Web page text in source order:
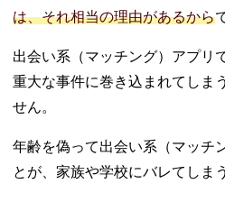
は、それ相当の理由があるから
出会い系（マッチング）アプリ
重大な事件に巻き込まれてしま
せん。
年齢を偽って出会い系（マッチ
とが、家族や学校にバレてしま